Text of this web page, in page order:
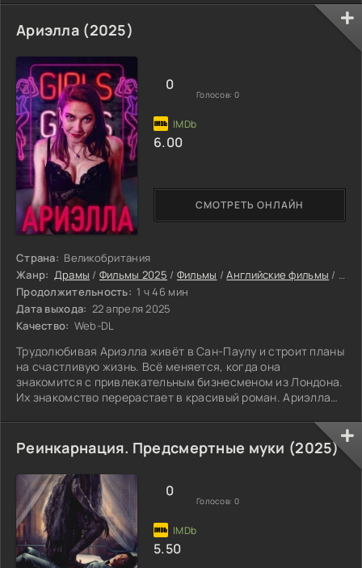
современного Хэллоуина, где праздничное веселье
сменяется паникой и смертью. Финал погружает нас в
мрачные дебри будущего, где мир охвачен тотальным
коллапсом. Таким образом, семнадцатый фильм
становится своеобразной машиной времени,
демонстрирующей лик страха в
Ариэлла (2025)
Страна: Великобритания
Жанр: Драмы / Фильмы 2025 / Фильмы /Английские фильмы /
Продолжительность: 1 ч 46 мин
Дата выхода: 22 апреля 2025
Качество: Web-DL
Трудолюбивая Ариэлла живёт в Сан-Паулу и строит планы
на счастливую жизнь. Всё меняется, когда она
знакомится с привлекательным бизнесменом из Лондона.
Их знакомство перерастает в красивый роман. Ариэлла
подозревает, что его нежность и внимание — лишь
прикрытие для коварного замысла. Используя её любовь,
давая обещания и запутывая в чувствах, избранник
постепенно отнимает у неё возможность быть свободной.
Он заставляет девушку заниматься
СМОТРЕТЬ ОНЛАЙН
0
Голосов: 0
6.00
Реинкарнация. Предсмертные муки (2025)
0
Голосов: 0
5.50